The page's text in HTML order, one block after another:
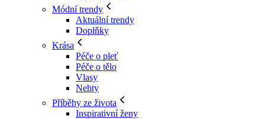
Módní trendy
Aktuální trendy
Doplňky
Krása
Péče o pleť
Péče o tělo
Vlasy
Nehty
Příběhy ze života
Inspirativní ženy